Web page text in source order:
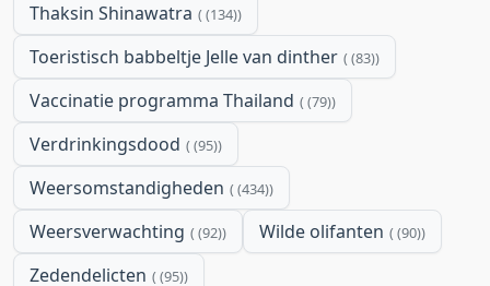
Thaksin Shinawatra (134)
Toeristisch babbeltje Jelle van dinther (83)
Vaccinatie programma Thailand (79)
Verdrinkingsdood (95)
Weersomstandigheden (434)
Weersverwachting (92) Wilde olifanten (90)
Zedendelicten (95)